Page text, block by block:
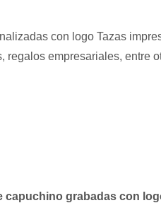
con logo Tazas
regalos empresariales, entre
capuchino grabadas con